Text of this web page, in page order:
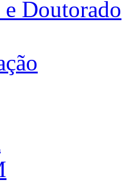
Doutorado